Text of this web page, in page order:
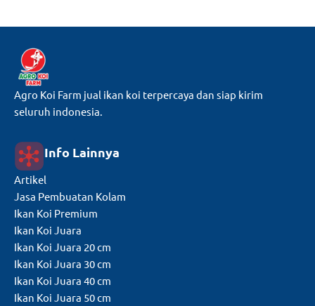
Agro Koi Farm jual ikan koi terpercaya dan siap kirim
seluruh indonesia.
Info Lainnya
Artikel
Jasa Pembuatan Kolam
Ikan Koi Premium
Ikan Koi Juara
Ikan Koi Juara 20 cm
Ikan Koi Juara 30 cm
Ikan Koi Juara 40 cm
Ikan Koi Juara 50 cm